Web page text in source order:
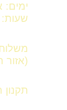
ימים:
שעות: 09:00 לבין 20:00
משלוחים עד
(אזור